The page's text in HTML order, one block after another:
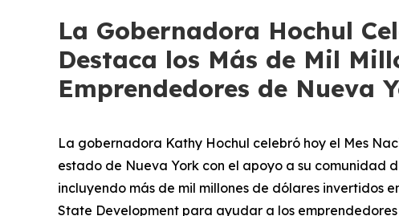
La Gobernadora Hochul
Destaca los Más de Mil
Emprendedores de Nueva
La gobernadora Kathy Hochul celebró hoy el Mes
estado de Nueva York con el apoyo a su comunidad
incluyendo más de mil millones de dólares invertidos
State Development para ayudar a los